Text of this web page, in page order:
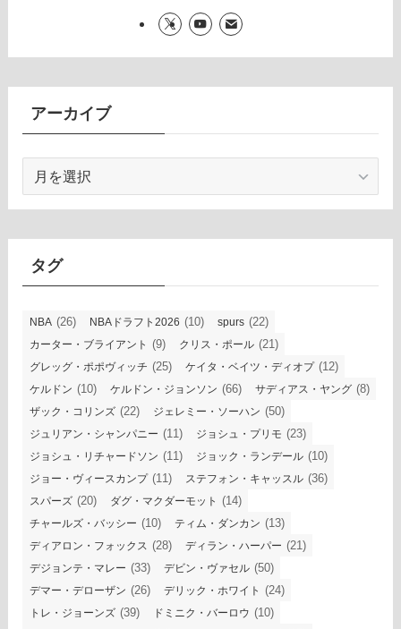
アーカイブ
カ
タグ
NBA (26) NBAドラフト2026 (10) spurs (22)
カーター・ブライアント (9) クリス・ポール (21)
グレッグ・ポポヴィッチ (25) ケイタ・ベイツ・ディオプ(12)
ケルドン (10) ケルドン・ジョンソン (66) サディアス・ヤング (8)
ザック・コリンズ (22) ジェレミー・ソーハン (50)
ジュリアン・シャンパニー (11) ジョシュ・プリモ (23)
ジョシュ・リチャードソン (11) ジョック・ランデール (10)
ジョー・ヴィースカンプ(11) ステフォン・キャッスル (36)
スパーズ (20) ダグ・マクダーモット (14)
チャールズ・バッシー (10) ティム・ダンカン (13)
ディアロン・フォックス (28) ディラン・ハーパー (21)
デジョンテ・マレー (33) デビン・ヴァセル (50)
デマー・デローザン (26) デリック・ホワイト (24)
トレ・ジョーンズ (39) ドミニク・バーロウ (10)